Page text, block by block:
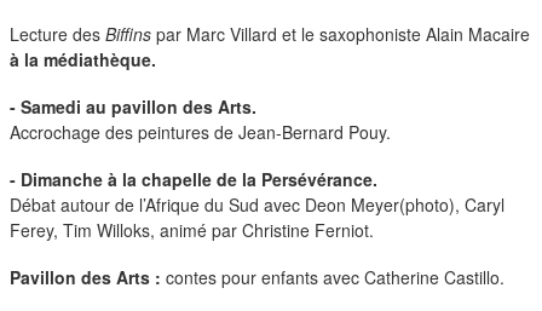
famille
short stories
duos
Lecture des Biffins par Marc Villard et le saxophoniste Alain Macaire
à la médiathèque.
- Samedi au pavillon des Arts.
Accrochage des peintures de Jean-Bernard Pouy.
- Dimanche à la chapelle de la Persévérance.
Débat autour de l’Afrique du Sud avec Deon Meyer(photo), Caryl
Ferey, Tim Willoks, animé par Christine Ferniot.
Pavillon des Arts : contes pour enfants avec Catherine Castillo.